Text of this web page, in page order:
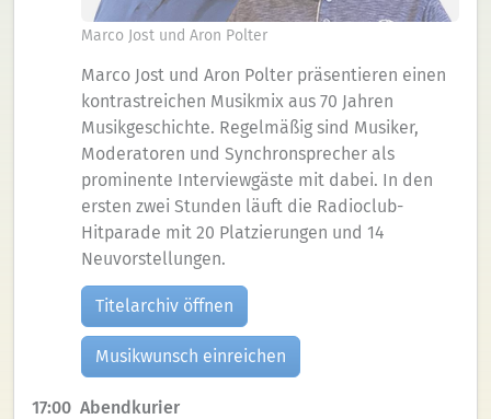
Marco Jost und Aron Polter
Marco Jost und Aron Polter präsentieren einen
kontrastreichen Musikmix aus 70 Jahren
Musikgeschichte. Regelmäßig sind Musiker,
Moderatoren und Synchronsprecher als
prominente Interviewgäste mit dabei. In den
ersten zwei Stunden läuft die Radioclub-
Hitparade mit 20 Platzierungen und 14
Neuvorstellungen.
Titelarchiv öffnen
Musikwunsch einreichen
17:00 Abendkurier